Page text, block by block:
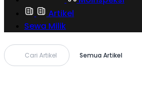
Artikel
Sewa Milik
Cari Artikel Semua Artikel